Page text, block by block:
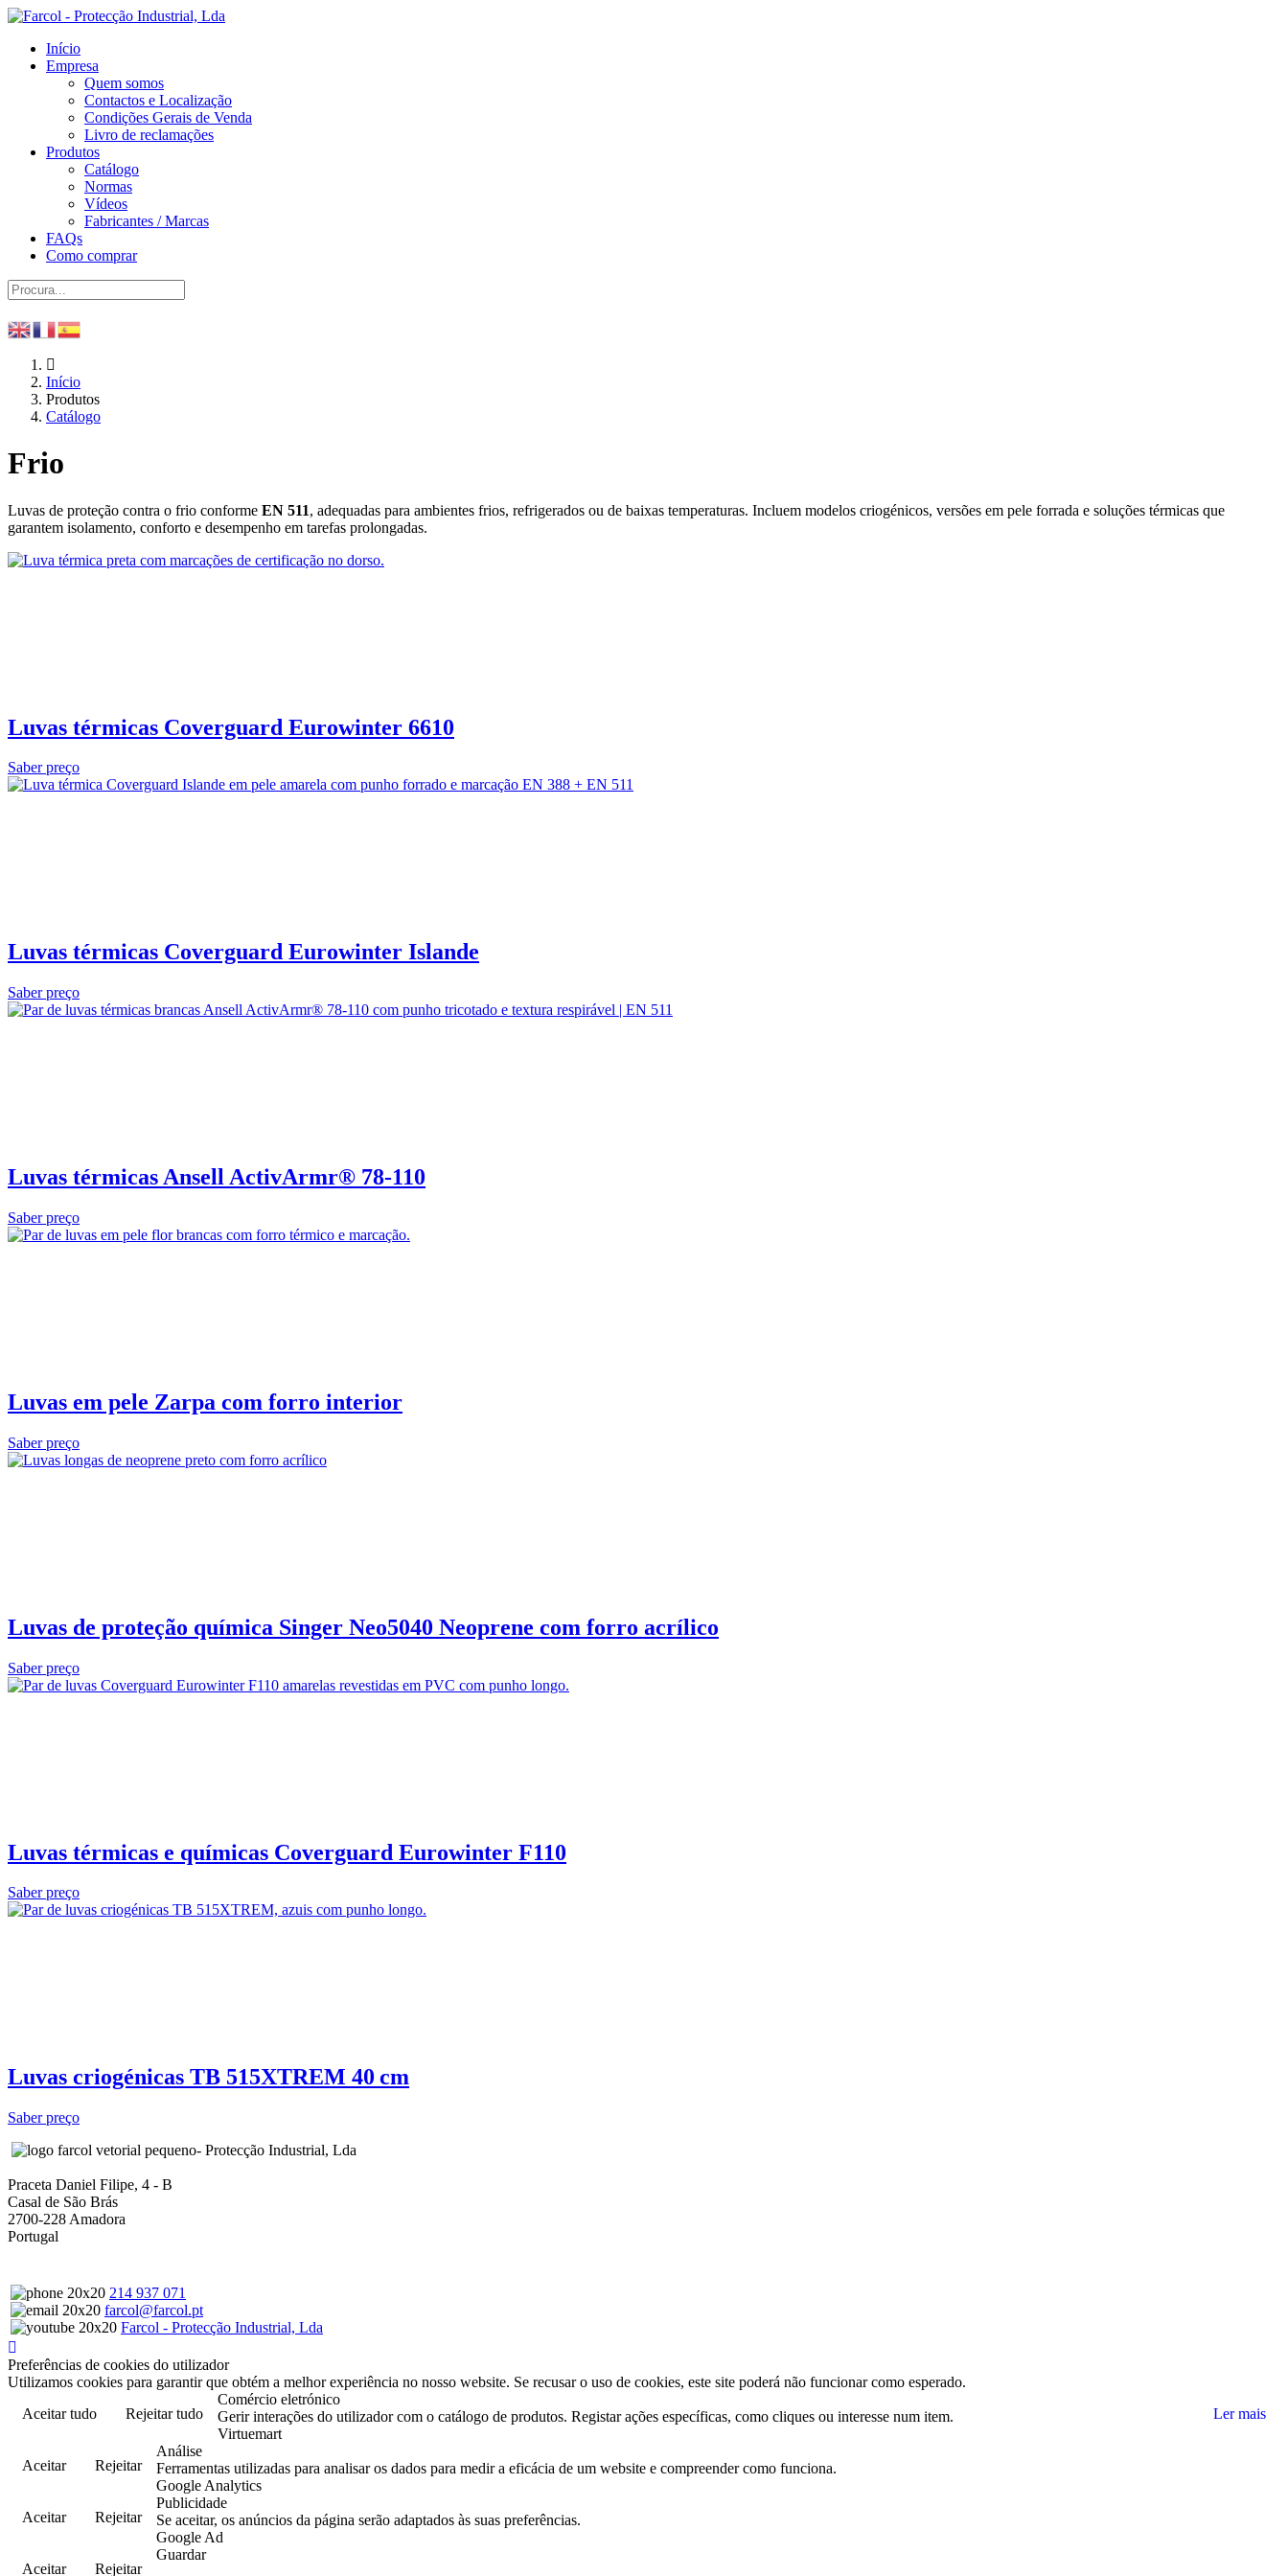
Início
Empresa
Quem somos
Contactos e Localização
Condições Gerais de Venda
Livro de reclamações
Produtos
Catálogo
Normas
Vídeos
Fabricantes / Marcas
FAQs
Como comprar
Início
Produtos
Catálogo
Frio
Luvas de proteção contra o frio conforme EN 511, adequadas para ambientes frios, refrigerados ou de baixas temperaturas. Incluem modelos criogénicos, versões em pele forrada e soluções térmicas que
garantem isolamento, conforto e desempenho em tarefas prolongadas.
Luvas térmicas Coverguard Eurowinter 6610
Saber preço
Luvas térmicas Coverguard Eurowinter Islande
Saber preço
Luvas térmicas Ansell ActivArmr® 78‑110
Saber preço
Luvas em pele Zarpa com forro interior
Saber preço
Luvas de proteção química Singer Neo5040 Neoprene com forro acrílico
Saber preço
Luvas térmicas e químicas Coverguard Eurowinter F110
Saber preço
Luvas criogénicas TB 515XTREM 40 cm
Saber preço
- Protecção Industrial, Lda
Praceta Daniel Filipe, 4 - B
Casal de São Brás
2700-228 Amadora
Portugal
214 937 071
farcol@farcol.pt
Farcol - Protecção Industrial, Lda
Preferências de cookies do utilizador
Utilizamos cookies para garantir que obtém a melhor experiência no nosso website. Se recusar o uso de cookies, este site poderá não funcionar como esperado.
Aceitar tudo
Rejeitar tudo Ler mais
Comércio eletrónico
Gerir interações do utilizador com o catálogo de produtos. Registar ações específicas, como cliques ou interesse num item.
Virtuemart
Aceitar
Rejeitar
Análise
Ferramentas utilizadas para analisar os dados para medir a eficácia de um website e compreender como funciona.
Google Analytics
Aceitar
Rejeitar
Publicidade
Se aceitar, os anúncios da página serão adaptados às suas preferências.
Google Ad
Aceitar
Rejeitar
Guardar